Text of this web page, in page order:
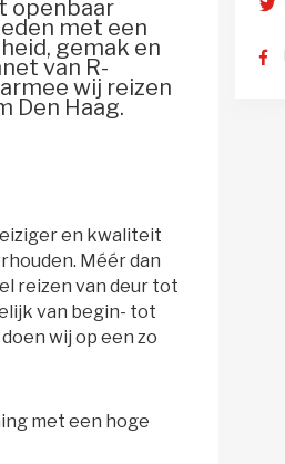
openbaar
met een
gemak en
van R-
wij reizen
Den Haag.
en kwaliteit
Méér dan
reizen van deur tot
van begin- tot
wij op een zo
met een hoge